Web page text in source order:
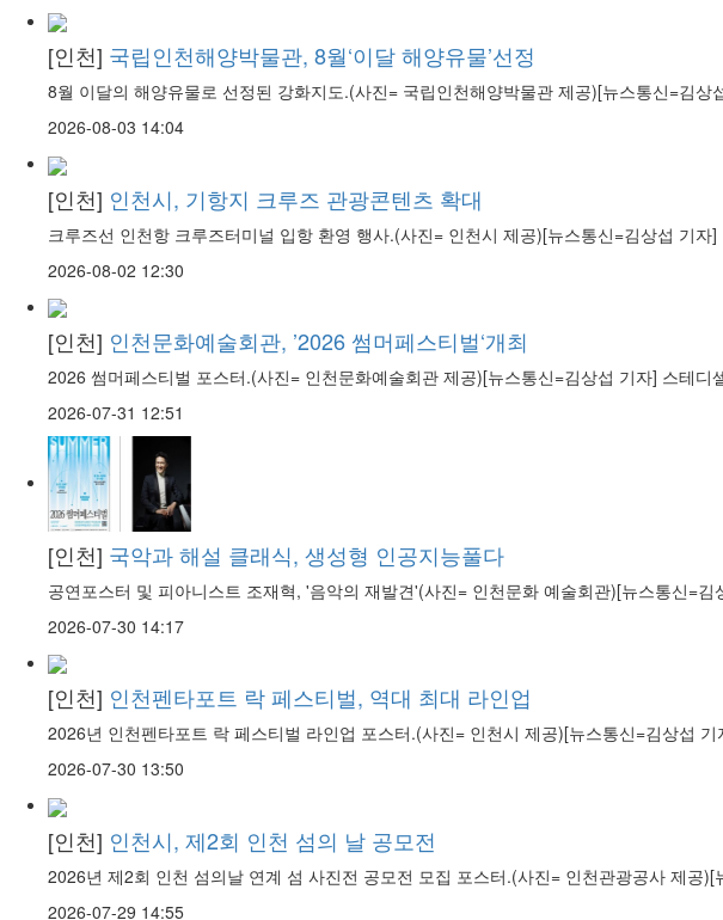
[인천] 국립인천해양박물관, 8월‘이달 해양유물’선정
8월 이달의 해양유물로 선정된 강화지도.(사진= 국립인천해양박물관 제공)[뉴스통신=김상
2026-08-03 14:04
[인천] 인천시, 기항지 크루즈 관광콘텐츠 확대
크루즈선 인천항 크루즈터미널 입항 환영 행사.(사진= 인천시 제공)[뉴스통신=김상섭 기
2026-08-02 12:30
[인천] 인천문화예술회관, ’2026 썸머페스티벌‘개최
2026 썸머페스티벌 포스터.(사진= 인천문화예술회관 제공)[뉴스통신=김상섭 기자] 스테
2026-07-31 12:51
[인천] 국악과 해설 클래식, 생성형 인공지능풀다
공연포스터 및 피아니스트 조재혁, '음악의 재발견'(사진= 인천문화 예술회관)[뉴스통신=
2026-07-30 14:17
[인천] 인천펜타포트 락 페스티벌, 역대 최대 라인업
2026년 인천펜타포트 락 페스티벌 라인업 포스터.(사진= 인천시 제공)[뉴스통신=김상섭
2026-07-30 13:50
[인천] 인천시, 제2회 인천 섬의 날 공모전
2026년 제2회 인천 섬의날 연계 섬 사진전 공모전 모집 포스터.(사진= 인천관광공사 제공
2026-07-29 14:55